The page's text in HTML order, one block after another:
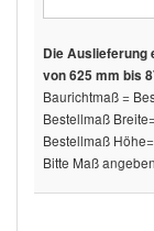
Die Auslieferung
von 625 mm bis
Baurichtmaß =
Bestellmaß
Bestellmaß
Bitte Maß